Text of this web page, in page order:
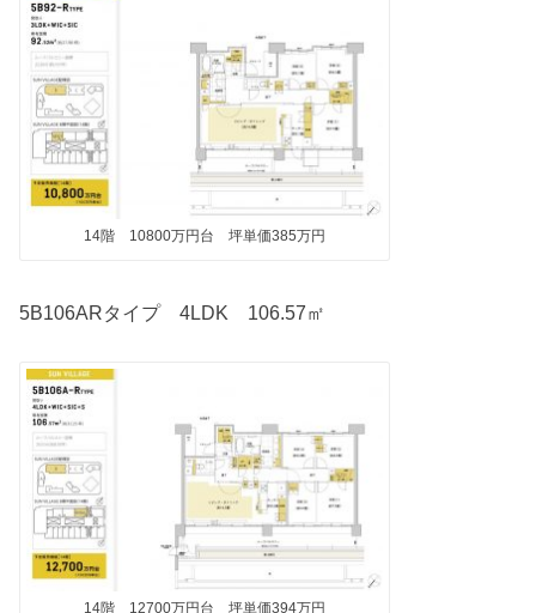
14階 10800万円台 坪単価385万円
5B106ARタイプ 4LDK 106.57㎡
14階 12700万円台 坪単価394万円